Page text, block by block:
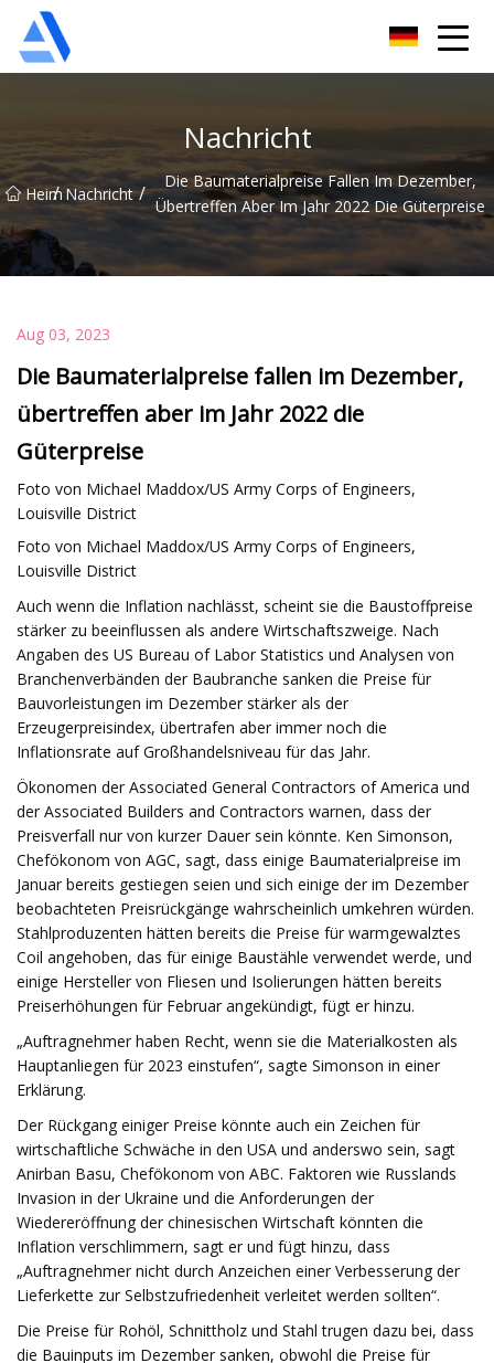
Nachricht
Heim
/ Nachricht /
Die Baumaterialpreise Fallen Im Dezember,
Übertreffen Aber Im Jahr 2022 Die Güterpreise
Aug 03, 2023
Die Baumaterialpreise fallen im Dezember,
übertreffen aber im Jahr 2022 die
Güterpreise
Foto von Michael Maddox/US Army Corps of Engineers,
Louisville District
Foto von Michael Maddox/US Army Corps of Engineers,
Louisville District
Auch wenn die Inflation nachlässt, scheint sie die Baustoffpreise
stärker zu beeinflussen als andere Wirtschaftszweige. Nach
Angaben des US Bureau of Labor Statistics und Analysen von
Branchenverbänden der Baubranche sanken die Preise für
Bauvorleistungen im Dezember stärker als der
Erzeugerpreisindex, übertrafen aber immer noch die
Inflationsrate auf Großhandelsniveau für das Jahr.
Ökonomen der Associated General Contractors of America und
der Associated Builders and Contractors warnen, dass der
Preisverfall nur von kurzer Dauer sein könnte. Ken Simonson,
Chefökonom von AGC, sagt, dass einige Baumaterialpreise im
Januar bereits gestiegen seien und sich einige der im Dezember
beobachteten Preisrückgänge wahrscheinlich umkehren würden.
Stahlproduzenten hätten bereits die Preise für warmgewalztes
Coil angehoben, das für einige Baustähle verwendet werde, und
einige Hersteller von Fliesen und Isolierungen hätten bereits
Preiserhöhungen für Februar angekündigt, fügt er hinzu.
„Auftragnehmer haben Recht, wenn sie die Materialkosten als
Hauptanliegen für 2023 einstufen“, sagte Simonson in einer
Erklärung.
Der Rückgang einiger Preise könnte auch ein Zeichen für
wirtschaftliche Schwäche in den USA und anderswo sein, sagt
Anirban Basu, Chefökonom von ABC. Faktoren wie Russlands
Invasion in der Ukraine und die Anforderungen der
Wiedereröffnung der chinesischen Wirtschaft könnten die
Inflation verschlimmern, sagt er und fügt hinzu, dass
„Auftragnehmer nicht durch Anzeichen einer Verbesserung der
Lieferkette zur Selbstzufriedenheit verleitet werden sollten“.
Die Preise für Rohöl, Schnittholz und Stahl trugen dazu bei, dass
die Bauinputs im Dezember sanken, obwohl die Preise für